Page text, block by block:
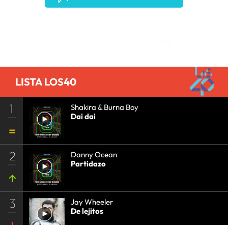
LISTA LOS40
1
Shakira & Burna Boy
Dai dai
2
Danny Ocean
Partidazo
3
Jay Wheeler
De lejitos